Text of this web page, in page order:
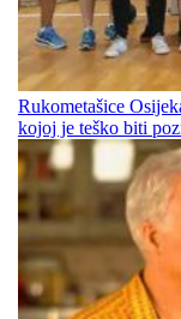
Rukometašice
kojoj je teško biti